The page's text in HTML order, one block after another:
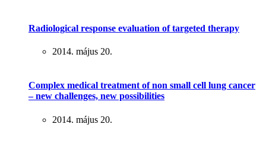
Radiological response evaluation of targeted therapy
2014. május 20.
Complex medical treatment of non small cell lung cancer
– new challenges, new possibilities
2014. május 20.